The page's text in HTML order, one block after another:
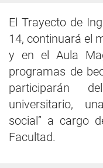
El Trayecto de
14, continuará el
y en el Aula
programas de
participarán
universitario,
social” a cargo
Facultad.